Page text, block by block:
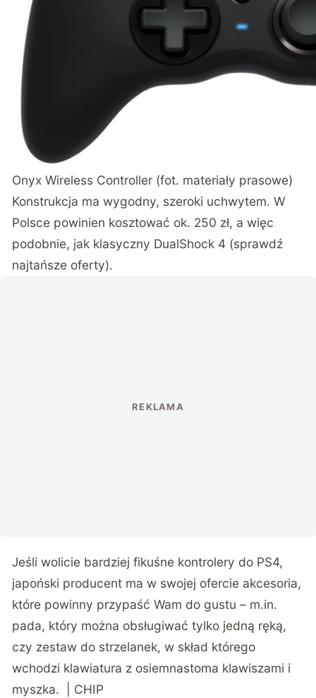
Onyx Wireless Controller (fot. materiały prasowe)
Konstrukcja ma wygodny, szeroki uchwytem. W
Polsce powinien kosztować ok. 250 zł, a więc
podobnie, jak klasyczny DualShock 4 (sprawdź
najtańsze oferty).
Jeśli wolicie bardziej fikuśne kontrolery do PS4,
japoński producent ma w swojej ofercie akcesoria,
które powinny przypaść Wam do gustu – m.in.
pada, który można obsługiwać tylko jedną ręką,
czy zestaw do strzelanek, w skład którego
wchodzi klawiatura z osiemnastoma klawiszami i
myszka. | CHIP